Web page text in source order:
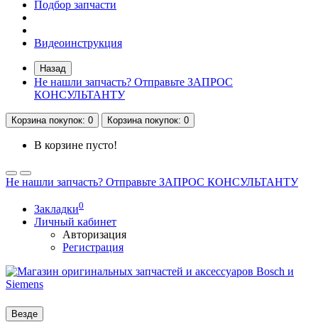
Подбор запчасти
Видеоинструкция
Назад
Не нашли запчасть? Отправьте ЗАПРОС
КОНСУЛЬТАНТУ
Корзинапокупок: 0 Корзинапокупок: 0
В корзине пусто!
Не нашли запчасть? Отправьте ЗАПРОС КОНСУЛЬТАНТУ
Закладки0
Личный кабинет
Авторизация
Регистрация
Везде